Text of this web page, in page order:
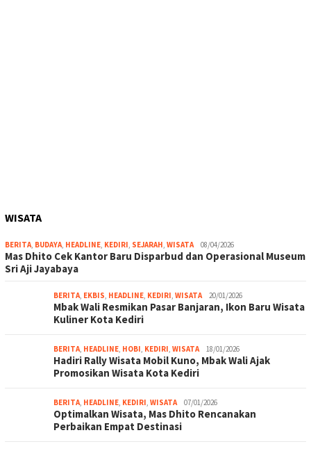
WISATA
BERITA, BUDAYA, HEADLINE, KEDIRI, SEJARAH, WISATA 08/04/2026
Mas Dhito Cek Kantor Baru Disparbud dan Operasional Museum
Sri Aji Jayabaya
BERITA, EKBIS, HEADLINE, KEDIRI, WISATA 20/01/2026
Mbak Wali Resmikan Pasar Banjaran, Ikon Baru Wisata
Kuliner Kota Kediri
BERITA, HEADLINE, HOBI, KEDIRI, WISATA 18/01/2026
Hadiri Rally Wisata Mobil Kuno, Mbak Wali Ajak
Promosikan Wisata Kota Kediri
BERITA, HEADLINE, KEDIRI, WISATA 07/01/2026
Optimalkan Wisata, Mas Dhito Rencanakan
Perbaikan Empat Destinasi